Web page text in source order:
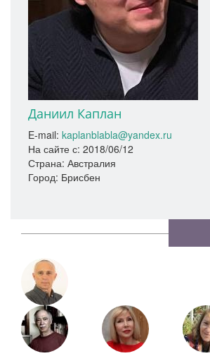
Даниил Каплан
E-mail: kaplanblabla@yandex.ru
На сайте с: 2018/06/12
Страна: Австралия
Город: Брисбен